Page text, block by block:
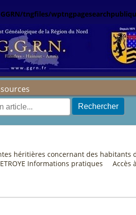
tngfiles/
Rechercher
héritières concernant des
Informations pratiques